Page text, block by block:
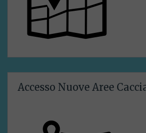
Accesso Nuove Aree